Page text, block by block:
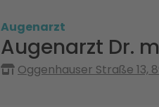
Augenarzt
Augenarzt Dr.
Oggenhauser Straße 13,